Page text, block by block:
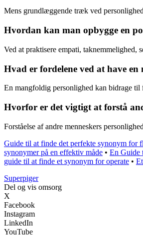
Mens grundlæggende træk ved
Hvordan kan man opbygge en
Ved at praktisere empati, taknemmelighed,
Hvad er fordelene ved at have
En mangfoldig personlighed kan bidrage
Hvorfor er det vigtigt at forstå
Forståelse af andre menneskers
Guide til at finde det perfekte synonym for
synonymer på en effektiv måde • En Guide
guide til at finde et synonym for operate •
Superpiger
Del og vis omsorg
X
Facebook
Instagram
LinkedIn
YouTube